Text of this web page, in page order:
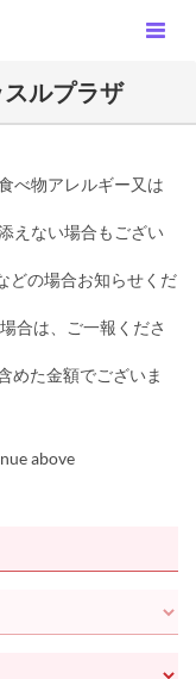
ルプラザ
べ物アレルギー又は
えない場合もござい
どの場合お知らせくだ
合は、ご一報くださ
めた金額でございま
above